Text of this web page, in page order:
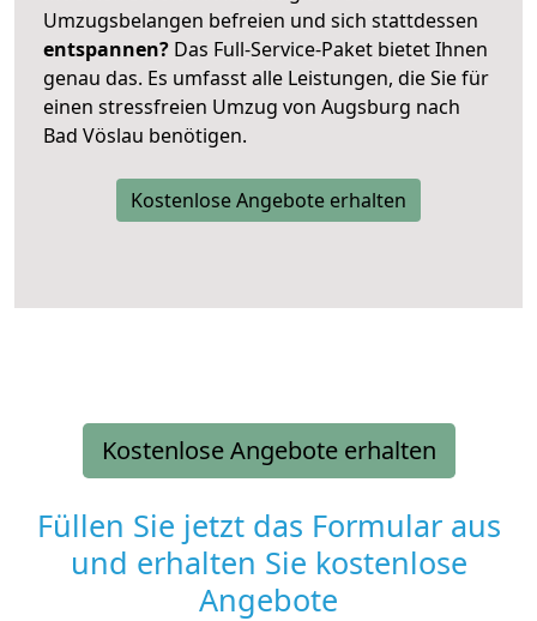
Umzugsbelangen befreien und sich stattdessen
entspannen? Das Full-Service-Paket bietet Ihnen
genau das. Es umfasst alle Leistungen, die Sie für
einen stressfreien Umzug von Augsburg nach
Bad Vöslau benötigen.
Kostenlose Angebote erhalten
Kostenlose Angebote erhalten
Füllen Sie jetzt das Formular aus
und erhalten Sie kostenlose
Angebote